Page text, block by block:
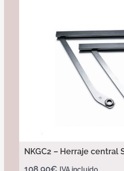
NKGC2 – Herraje central
108,90€